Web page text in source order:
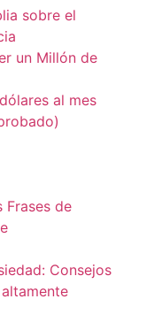
sobre el
un Millón de
al mes
Frases de
Consejos